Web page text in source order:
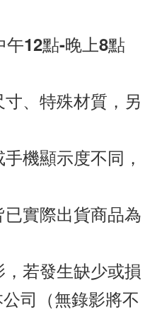
午12點-晚上8點
、特殊材質，另
機顯示度不同，
實際出貨商品為
若發生缺少或損
司（無錄影將不